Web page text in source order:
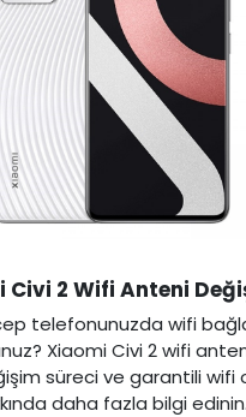
Civi 2 Wifi Anteni
telefonunuzda wifi
Xiaomi Civi 2 wifi
süreci ve garantili wifi
daha fazla bilgi edinin.